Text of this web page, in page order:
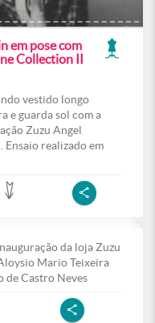
em pose com
Collection II
vestido longo
e guarda sol com a
Zuzu Angel
realizado em
da loja Zuzu
Mario Teixeira
de Castro Neves